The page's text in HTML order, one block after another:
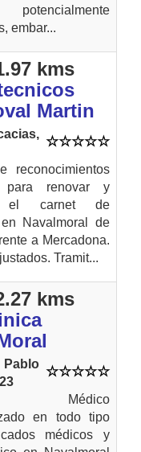
embar...
kms
Martin
reconocimientos
para renovar y
el carnet de
Navalmoral de
a Mercadona.
Tramit...
kms
Médico
en todo tipo
médicos y